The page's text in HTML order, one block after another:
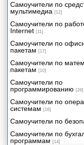
Самоучители по
мультимедиа [12]
Самоучители по
Internet [11]
Самоучители по
пакетам [17]
Самоучители по
пакетам [10]
Самоучители по
программированию [26]
Самоучители по
системам [16]
Самоучители по
Самоучители по
программам [14]